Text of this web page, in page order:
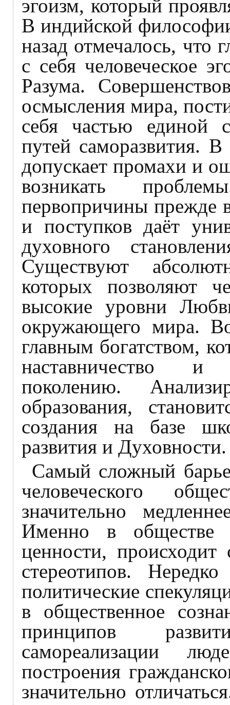
эгоизм, который
В индийской
назад отмечалось, что
с себя человеческое
Разума.
осмысления мира,
себя частью единой
путей саморазвития.
допускает промахи и
возникать
первопричины прежде
и поступков даёт
духовного
Существуют
которых позволяют
высокие уровни
окружающего мира.
главным богатством,
наставничество и
поколению.
образования,
создания на базе
развития и Духовности.
Самый сложный
человеческого
значительно
Именно в обществе
ценности, происходит
стереотипов.
политические
в общественное
принципов
самореализации
построения
значительно